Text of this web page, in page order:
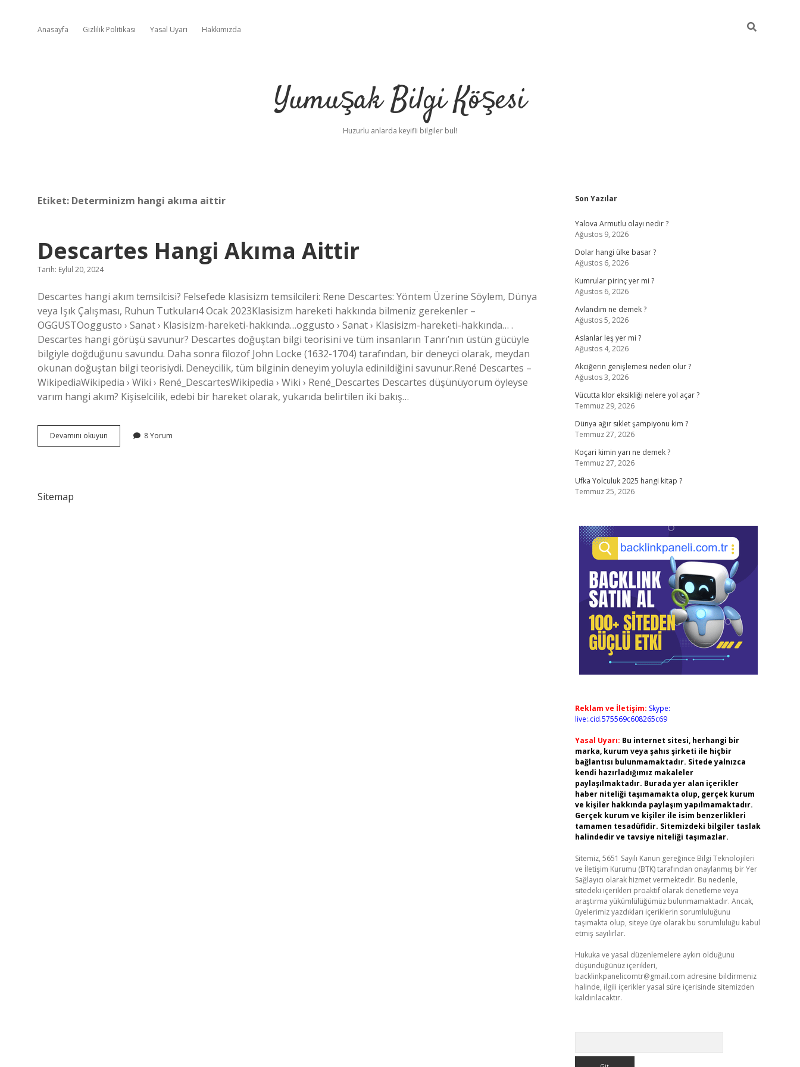
Anasayfa Gizlilik Politikası Yasal Uyarı Hakkımızda
Yumuşak Bilgi Köşesi
Huzurlu anlarda keyifli bilgiler bul!
Etiket: Determinizm hangi akıma aittir
Descartes Hangi Akıma Aittir
Tarih: Eylül 20, 2024
Descartes hangi akım temsilcisi? Felsefede klasisizm temsilcileri: Rene Descartes: Yöntem Üzerine Söylem, Dünya
veya Işık Çalışması, Ruhun Tutkuları4 Ocak 2023Klasisizm hareketi hakkında bilmeniz gerekenler –
OGGUSTOoggusto › Sanat › Klasisizm-hareketi-hakkında…oggusto › Sanat › Klasisizm-hareketi-hakkında… .
Descartes hangi görüşü savunur? Descartes doğuştan bilgi teorisini ve tüm insanların Tanrı’nın üstün gücüyle
bilgiyle doğduğunu savundu. Daha sonra filozof John Locke (1632-1704) tarafından, bir deneyci olarak, meydan
okunan doğuştan bilgi teorisiydi. Deneycilik, tüm bilginin deneyim yoluyla edinildiğini savunur.René Descartes –
WikipediaWikipedia › Wiki › René_DescartesWikipedia › Wiki › René_Descartes Descartes düşünüyorum öyleyse
varım hangi akım? Kişiselcilik, edebi bir hareket olarak, yukarıda belirtilen iki bakış…
Devamını okuyun Descartes
Hangi
8 Yorum
Sitemap
Sidebar
Son Yazılar
Yalova Armutlu olayı nedir ?
Ağustos 9, 2026
Dolar hangi ülke basar ?
Ağustos 6, 2026
Kumrular pirinç yer mi ?
Ağustos 6, 2026
Avlandım ne demek ?
Ağustos 5, 2026
Aslanlar leş yer mi ?
Ağustos 4, 2026
Akciğerin genişlemesi neden olur ?
Ağustos 3, 2026
Vücutta klor eksikliği nelere yol açar ?
Temmuz 29, 2026
Dünya ağır sıklet şampiyonu kim ?
Temmuz 27, 2026
Koçari kimin yarı ne demek ?
Temmuz 27, 2026
Ufka Yolculuk 2025 hangi kitap ?
Temmuz 25, 2026
Reklam ve İletişim: Skype:
live:.cid.575569c608265c69
Yasal Uyarı: Bu internet sitesi, herhangi bir
marka, kurum veya şahıs şirketi ile hiçbir
bağlantısı bulunmamaktadır. Sitede yalnızca
kendi hazırladığımız makaleler
paylaşılmaktadır. Burada yer alan içerikler
haber niteliği taşımamakta olup, gerçek kurum
ve kişiler hakkında paylaşım yapılmamaktadır.
Gerçek kurum ve kişiler ile isim benzerlikleri
tamamen tesadüfidir. Sitemizdeki bilgiler taslak
halindedir ve tavsiye niteliği taşımazlar.
Sitemiz, 5651 Sayılı Kanun gereğince Bilgi Teknolojileri
ve İletişim Kurumu (BTK) tarafından onaylanmış bir Yer
Sağlayıcı olarak hizmet vermektedir. Bu nedenle,
sitedeki içerikleri proaktif olarak denetleme veya
araştırma yükümlülüğümüz bulunmamaktadır. Ancak,
üyelerimiz yazdıkları içeriklerin sorumluluğunu
taşımakta olup, siteye üye olarak bu sorumluluğu kabul
etmiş sayılırlar.
Hukuka ve yasal düzenlemelere aykırı olduğunu
düşündüğünüz içerikleri,
backlinkpanelicomtr@gmail.com adresine bildirmeniz
halinde, ilgili içerikler yasal süre içerisinde sitemizden
kaldırılacaktır.